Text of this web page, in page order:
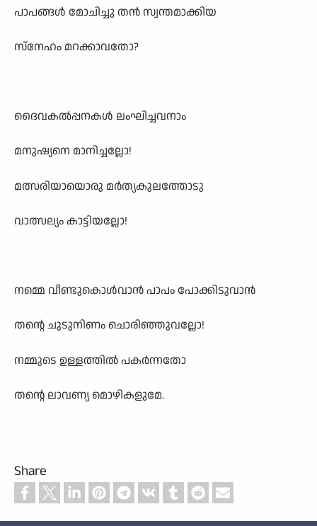
പാപങ്ങൾ മോചിച്ചു തൻ സ്വന്തമാക്കിയ
സ്നേഹം മറക്കാവതോ?
ദൈവകൽപ്പനകൾ ലംഘിച്ചവനാം
മനുഷ്യനെ മാനിച്ചല്ലോ!
മത്സരിയായൊരു മർത്യകുലത്തോടു
വാത്സല്യം കാട്ടിയല്ലോ!
നമ്മെ വീണ്ടുകൊൾവാൻ പാപം പോക്കിടുവാൻ
തന്റെ ചുടുനിണം ചൊരിഞ്ഞുവല്ലോ!
നമ്മുടെ ഉള്ളത്തിൽ പകർന്നതോ
തന്റെ ലാവണ്യ മൊഴികളുമേ.
Share